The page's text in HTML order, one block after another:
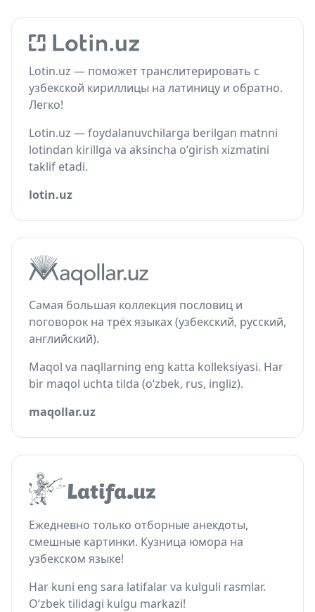
Lotin.uz — поможет транслитерировать с
узбекской кириллицы на латиницу и обратно.
Легко!
Lotin.uz — foydalanuvchilarga berilgan matnni
lotindan kirillga va aksincha o‘girish xizmatini
taklif etadi.
lotin.uz
Самая большая коллекция пословиц и
поговорок на трёх языках (узбекский, русский,
английский).
Maqol va naqllarning eng katta kolleksiyasi. Har
bir maqol uchta tilda (o‘zbek, rus, ingliz).
maqollar.uz
Ежедневно только отборные анекдоты,
смешные картинки. Кузница юмора на
узбекском языке!
Har kuni eng sara latifalar va kulguli rasmlar.
O‘zbek tilidagi kulgu markazi!